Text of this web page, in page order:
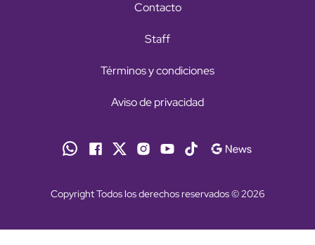
Contacto
Staff
Términos y condiciones
Aviso de privacidad
Copyright Todos los derechos reservados © 2026